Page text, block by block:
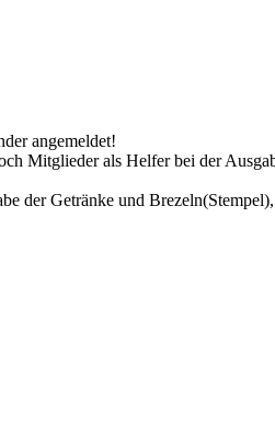
angemeldet!
Mitglieder als Helfer bei der
der Getränke und